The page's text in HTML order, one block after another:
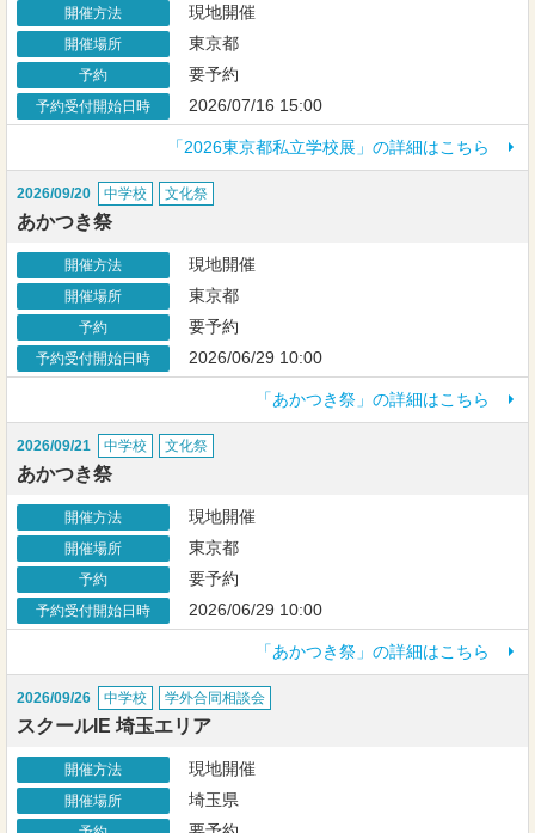
開催方法 現地開催
開催場所 東京都
予約 要予約
予約受付開始日時 2026/07/16 15:00
「2026東京都私立学校展」の詳細はこちら
2026/09/20 中学校 文化祭
あかつき祭
開催方法 現地開催
開催場所 東京都
予約 要予約
予約受付開始日時 2026/06/29 10:00
「あかつき祭」の詳細はこちら
2026/09/21 中学校 文化祭
あかつき祭
開催方法 現地開催
開催場所 東京都
予約 要予約
予約受付開始日時 2026/06/29 10:00
「あかつき祭」の詳細はこちら
2026/09/26 中学校 学外合同相談会
スクールIE 埼玉エリア
開催方法 現地開催
開催場所 埼玉県